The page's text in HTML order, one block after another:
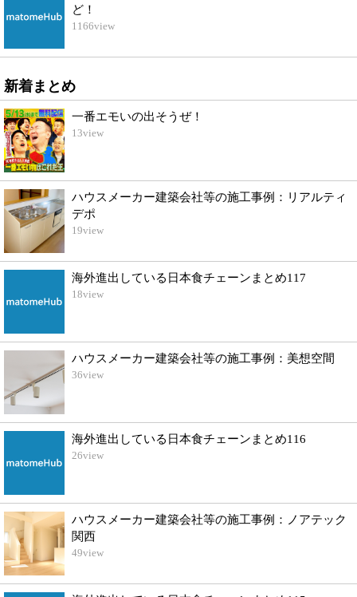
ど！
1166view
新着まとめ
一番エモいの出そうぜ！
13view
ハウスメーカー建築会社等の施工事例：リアルティ
デポ
19view
海外進出している日本食チェーンまとめ117
18view
ハウスメーカー建築会社等の施工事例：美想空間
36view
海外進出している日本食チェーンまとめ116
26view
ハウスメーカー建築会社等の施工事例：ノアテック
関西
49view